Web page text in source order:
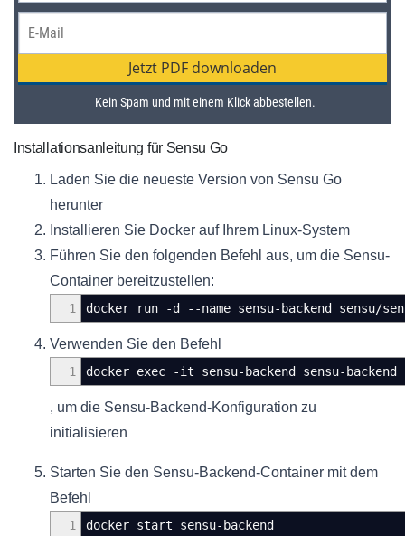
Installationsanleitung für Sensu Go
Laden Sie die neueste Version von Sensu Go
herunter
Installieren Sie Docker auf Ihrem Linux-System
Führen Sie den folgenden Befehl aus, um die Sensu-
Container bereitzustellen:
1 docker run -d --name sensu-backend sensu/
Verwenden Sie den Befehl
1 docker exec -it sensu-backend sensu-
, um die Sensu-Backend-Konfiguration zu
initialisieren
Starten Sie den Sensu-Backend-Container mit dem
Befehl
1 docker start sensu-backend